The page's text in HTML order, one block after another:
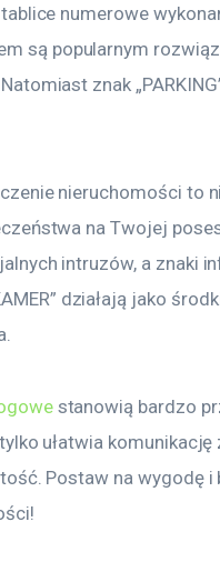
numerowe
są popularnym
znak
nieruchomości to
na Twojej
intruzów, a znaki
działają jako
stanowią bardzo
ułatwia
Postaw na wygodę